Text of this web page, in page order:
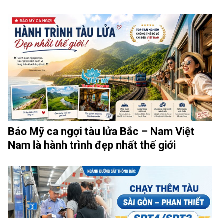
Báo Mỹ ca ngợi tàu lửa Bắc – Nam Việt
Nam là hành trình đẹp nhất thế giới